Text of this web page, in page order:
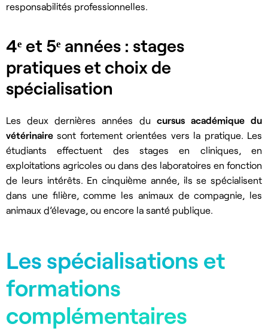
responsabilités professionnelles.
4ᵉ et 5ᵉ années : stages
pratiques et choix de
spécialisation
Les deux dernières années du cursus académique du
vétérinaire sont fortement orientées vers la pratique. Les
étudiants effectuent des stages en cliniques, en
exploitations agricoles ou dans des laboratoires en fonction
de leurs intérêts. En cinquième année, ils se spécialisent
dans une filière, comme les animaux de compagnie, les
animaux d’élevage, ou encore la santé publique.
Les spécialisations et
formations
complémentaires